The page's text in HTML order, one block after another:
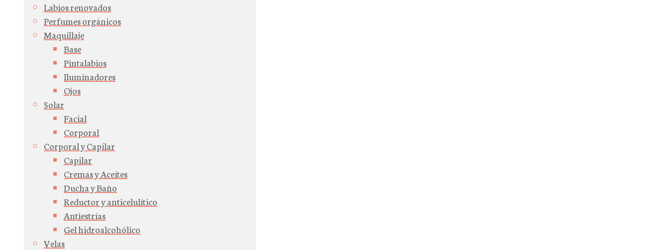
Labios renovados
Perfumes orgánicos
Maquillaje
Base
Pintalabios
Iluminadores
Ojos
Solar
Facial
Corporal
Corporal y Capilar
Capilar
Cremas y Aceites
Ducha y Baño
Reductor y anticelulítico
Antiestrías
Gel hidroalcohólico
Velas